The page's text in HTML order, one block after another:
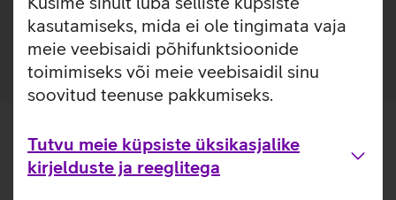
kasutamiseks, mida ei ole tingimata vaja
meie veebisaidi põhifunktsioonide
toimimiseks või meie veebisaidil sinu
soovitud teenuse pakkumiseks.
Tutvu meie küpsiste üksikasjalike
kirjelduste ja reeglitega
lähemalt siit